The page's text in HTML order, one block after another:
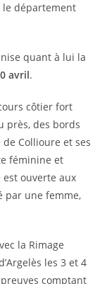
département
quant à lui la
avril.
côtier fort
près, des bords
Collioure et ses
féminine et
est ouverte aux
par une femme,
la Rimage
les 3 et 4
comptant